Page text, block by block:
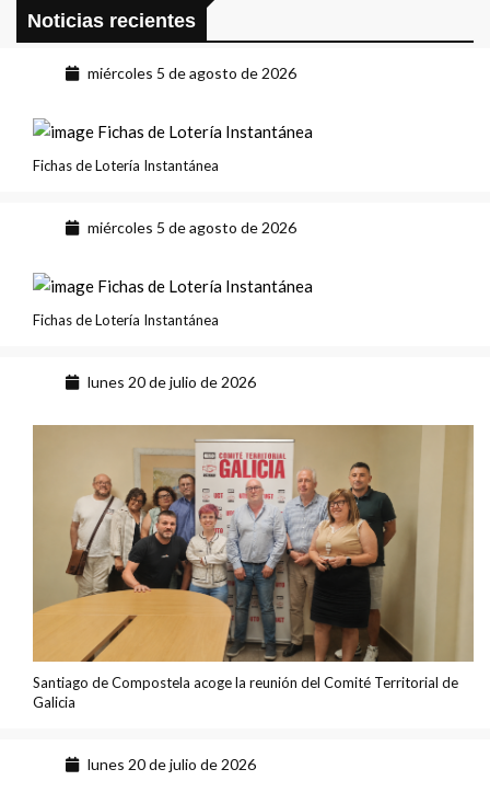
Noticias recientes
miércoles 5 de agosto de 2026
Fichas de Lotería Instantánea
miércoles 5 de agosto de 2026
Fichas de Lotería Instantánea
lunes 20 de julio de 2026
Santiago de Compostela acoge la reunión del Comité Territorial de
Galicia
lunes 20 de julio de 2026